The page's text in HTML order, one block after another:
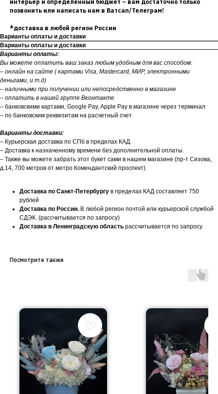
интерьер и определенный бюджет – вам достаточно только
позвонить или написать нам в Ватсап/Телеграм!
*доставка в любой регион России
Варианты оплаты и доставки
Варианты оплаты и доставки
Варианты оплаты:
Вы можете оплатить ваш заказ любым удобным для вас способом:
– онлайн на сайте ( картами Visa, Mastercard, МИР, электронными
деньгами, и т.д)
– наличными при получении или непосредственно в магазине
– оплатить в нашей группе Вконтакте
– банковскими картами, Google Pay, Apple Pay в магазине через терминал
– по банковским реквизитам на расчетный счет
Варианты доставки:
– Курьерская доставка по СПб в пределах КАД.
– Доставка к назначенному времени без дополнительной оплаты.
– Также вы можете забрать этот букет сами в нашем магазине (пр-т Сизова,
д.14, 700 метров от метро Комендантский проспект)
Доставка по Санкт-Петербургу в пределах КАД составляет 750
рублей
Доставка по России. В любой регион почтой или курьерской службой
СДЭК. (рассчитывается по запросу)
Доставка в Ленинградскую область рассчитывается по запросу.
Посмотрите также